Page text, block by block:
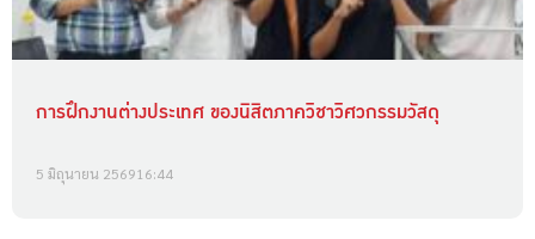
การฝึกงานต่างประเทศ ของนิสิตภาควิชาวิศวกรรมวัสดุ
5 มิถุนายน 256916:44